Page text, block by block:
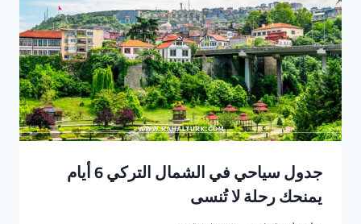
جدول سياحي في الشمال التركي 6 أيام
يمنحك رحلة لا تُنسى